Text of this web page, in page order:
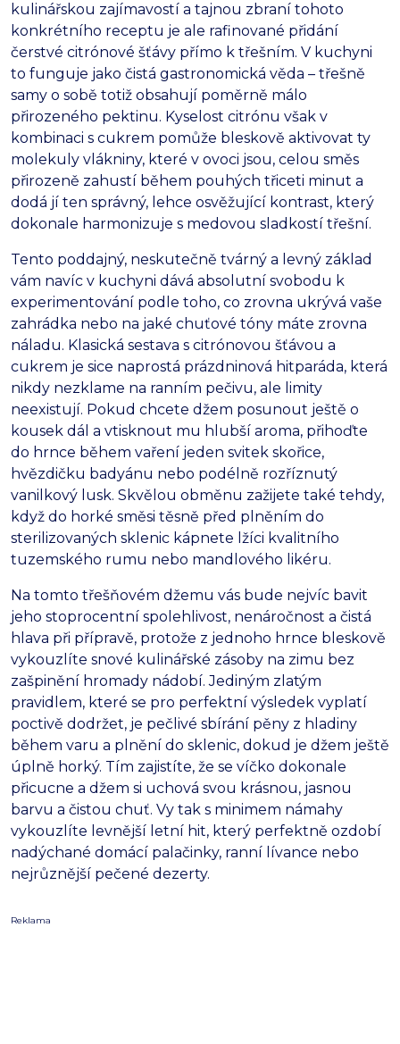
kulinářskou zajímavostí a tajnou zbraní tohoto
konkrétního receptu je ale rafinované přidání
čerstvé citrónové šťávy přímo k třešním. V kuchyni
to funguje jako čistá gastronomická věda – třešně
samy o sobě totiž obsahují poměrně málo
přirozeného pektinu. Kyselost citrónu však v
kombinaci s cukrem pomůže bleskově aktivovat ty
molekuly vlákniny, které v ovoci jsou, celou směs
přirozeně zahustí během pouhých třiceti minut a
dodá jí ten správný, lehce osvěžující kontrast, který
dokonale harmonizuje s medovou sladkostí třešní.
Tento poddajný, neskutečně tvárný a levný základ
vám navíc v kuchyni dává absolutní svobodu k
experimentování podle toho, co zrovna ukrývá vaše
zahrádka nebo na jaké chuťové tóny máte zrovna
náladu. Klasická sestava s citrónovou šťávou a
cukrem je sice naprostá prázdninová hitparáda, která
nikdy nezklame na ranním pečivu, ale limity
neexistují. Pokud chcete džem posunout ještě o
kousek dál a vtisknout mu hlubší aroma, přihoďte
do hrnce během vaření jeden svitek skořice,
hvězdičku badyánu nebo podélně rozříznutý
vanilkový lusk. Skvělou obměnu zažijete také tehdy,
když do horké směsi těsně před plněním do
sterilizovaných sklenic kápnete lžíci kvalitního
tuzemského rumu nebo mandlového likéru.
Na tomto třešňovém džemu vás bude nejvíc bavit
jeho stoprocentní spolehlivost, nenáročnost a čistá
hlava při přípravě, protože z jednoho hrnce bleskově
vykouzlíte snové kulinářské zásoby na zimu bez
zašpinění hromady nádobí. Jediným zlatým
pravidlem, které se pro perfektní výsledek vyplatí
poctivě dodržet, je pečlivé sbírání pěny z hladiny
během varu a plnění do sklenic, dokud je džem ještě
úplně horký. Tím zajistíte, že se víčko dokonale
přicucne a džem si uchová svou krásnou, jasnou
barvu a čistou chuť. Vy tak s minimem námahy
vykouzlíte levnější letní hit, který perfektně ozdobí
nadýchané domácí palačinky, ranní lívance nebo
nejrůznější pečené dezerty.
Reklama